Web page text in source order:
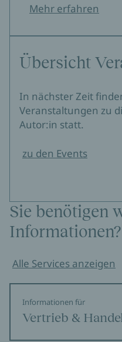
Mehr erfahren
Übersicht
In nächster Zeit
Veranstaltungen zu
Autor:in statt.
zu den Events
Sie benötigen
Informationen?
Alle Services anzeigen
Informationen für
Vertrieb &